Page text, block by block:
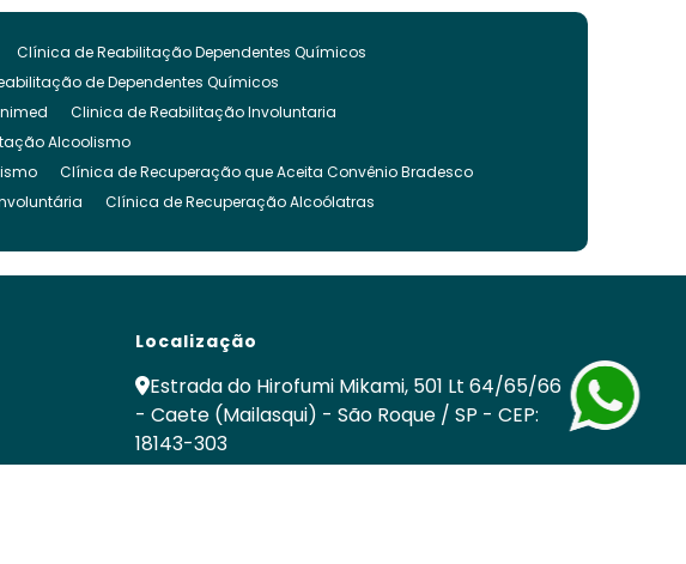
Clínica de Reabilitação Dependentes Químicos
de Dependentes Químicos
Clinica de Reabilitação Involuntaria
Alcoolismo
Clínica de Recuperação que Aceita Convênio Bradesco
Clínica de Recuperação Alcoólatras
Clinica Recuperação Drogas
Alcoólicos
Clinica para Tratamento de Alcoolismo
Químicos
Internação Involuntária Drogas
Internação Involuntária Drogas Álcool
Localização
Estrada do Hirofumi Mikami, 501 Lt 64/65/66
- Caete (Mailasqui) - São Roque / SP - CEP:
18143-303